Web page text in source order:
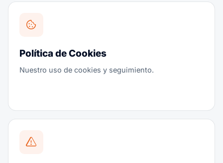
Política de Cookies
Nuestro uso de cookies y seguimiento.